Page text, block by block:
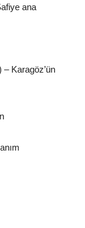
ana
Karagöz’ün